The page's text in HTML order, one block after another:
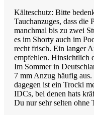
Kälteschutz: Bitte
Tauchanzuges, dass die
manchmal bis zu zwei
es im Shorty auch im
recht frisch. Ein langer
empfehlen. Hinsichtlich
Im Sommer in
7 mm Anzug häufig
dagegen ist ein Trocki
IDCs, bei denen hats
Du nur sehr selten